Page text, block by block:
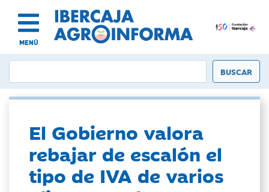
MENÚ
El Gobierno valora
rebajar de escalón el
tipo de IVA de varios